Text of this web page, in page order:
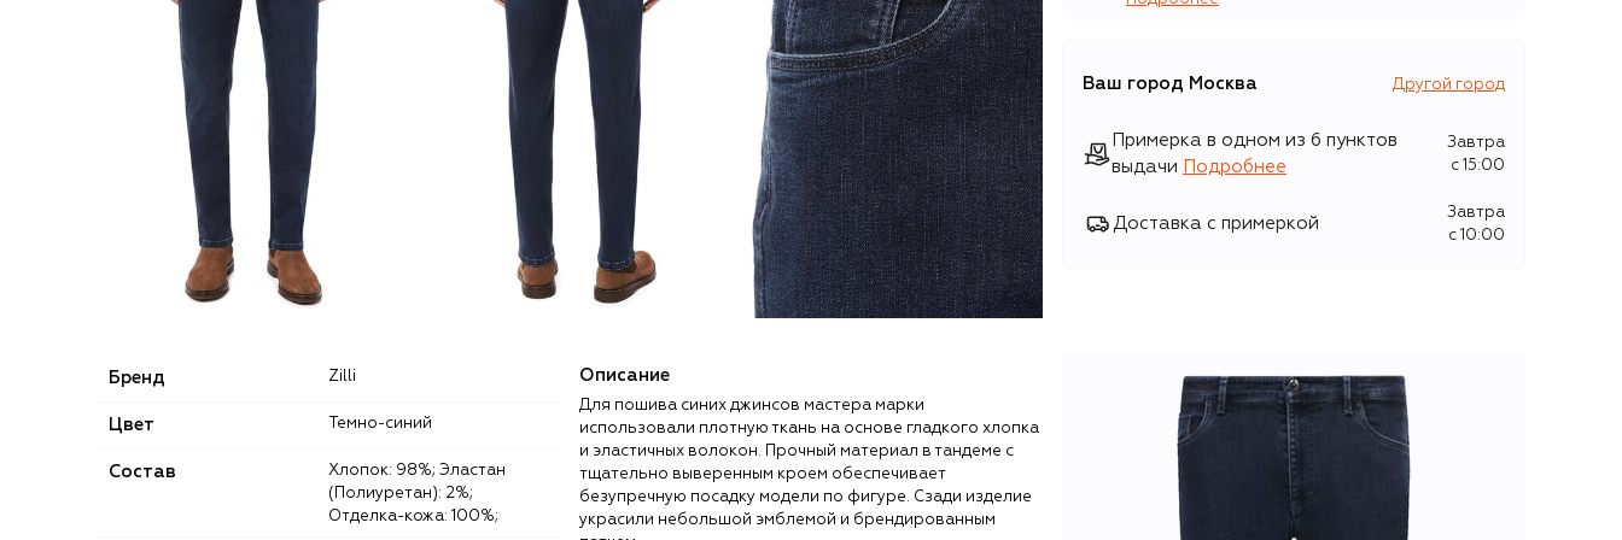
Ваш город Москва Другой город
Примерка в одном из 6 пунктов
выдачи
Подробнее
Завтра
c 15:00
Доставка с примеркой
Завтра
c 10:00
Бренд Zilli
Цвет Темно-синий
Состав
Хлопок: 98%; Эластан
(Полиуретан): 2%;
Отделка-кожа: 100%;
Описание
Для пошива синих джинсов мастера марки
использовали плотную ткань на основе гладкого хлопка
и эластичных волокон. Прочный материал в тандеме с
тщательно выверенным кроем обеспечивает
безупречную посадку модели по фигуре. Сзади изделие
украсили небольшой эмблемой и брендированным